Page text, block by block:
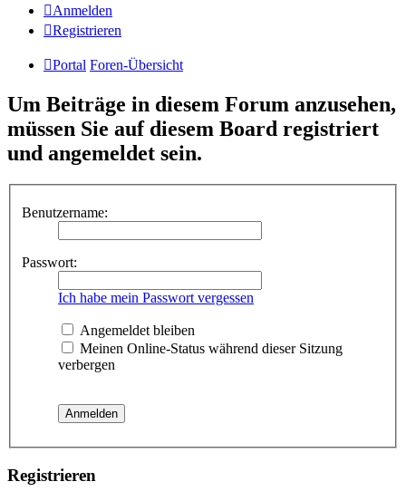
Anmelden
Registrieren
Portal Foren-Übersicht
Um Beiträge in diesem Forum anzusehen,
müssen Sie auf diesem Board registriert
und angemeldet sein.
Benutzername:
Passwort:
Ich habe mein Passwort vergessen
Angemeldet bleiben
Meinen Online-Status während dieser Sitzung
verbergen
Registrieren